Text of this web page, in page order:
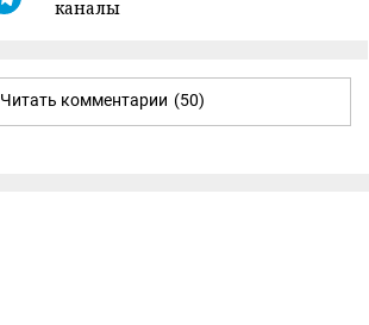
каналы
Читать комментарии (50)